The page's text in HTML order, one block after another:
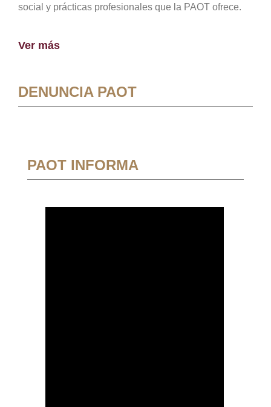
social y prácticas profesionales que la PAOT ofrece.
Ver más
DENUNCIA PAOT
PAOT INFORMA